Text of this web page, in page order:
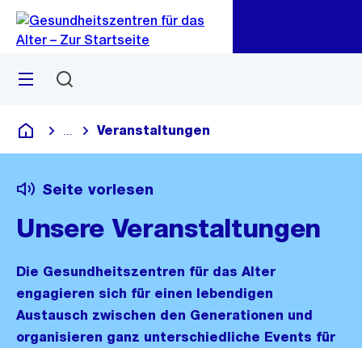
Navigation
Sprunglink
Menü
Gesundheitszentren für das Alter
Blende alle Breadcrumbs ein
Veranstaltungen
Seite vorlesen
Unsere Veranstaltungen
Die Gesundheitszentren für das Alter
engagieren sich für einen lebendigen
Austausch zwischen den Generationen und
organisieren ganz unterschiedliche Events für